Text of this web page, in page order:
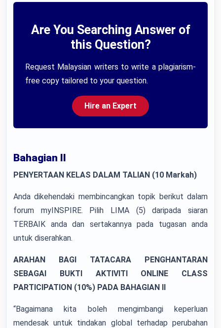
Are You Searching Answer of
this Question?
Request Malaysian writers to write a plagiarism-
free copy tailored to your question.
Hire an Expert
Bahagian II
PENYERTAAN KELAS DALAM TALIAN (10 Markah)
Anda dikehendaki membincangkan topik berikut dalam
forum myINSPIRE. Pilih LIMA (5) daripada siaran
TERBAIK anda dan sertakannya pada tugasan anda
untuk diserahkan.
ARAHAN BAGI TATACARA PENGHANTARAN
SEBAGAI BUKTI AKTIVITI ONLINE CLASS
PARTICIPATION (10%) PADA BAHAGIAN II
“Bagaimana kita boleh mengimbangi keperluan
mendesak untuk tindakan global terhadap perubahan